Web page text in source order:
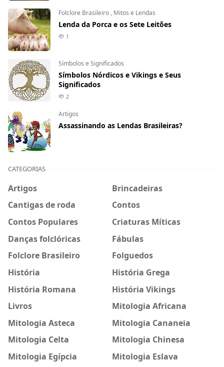
Folclore Brasileiro , Mitos e Lendas
Lenda da Porca e os Sete Leitões
1
Símbolos e Significados
Símbolos Nórdicos e Vikings e Seus
Significados
2
Artigos
Assassinando as Lendas Brasileiras?
CATEGORIAS
Artigos
Brincadeiras
Cantigas de roda
Contos
Contos Populares
Criaturas Míticas
Danças folclóricas
Fábulas
Folclore Brasileiro
Folguedos
História
História Grega
História Romana
História Vikings
Livros
Mitologia Africana
Mitologia Asteca
Mitologia Cananeia
Mitologia Celta
Mitologia Chinesa
Mitologia Egípcia
Mitologia Eslava